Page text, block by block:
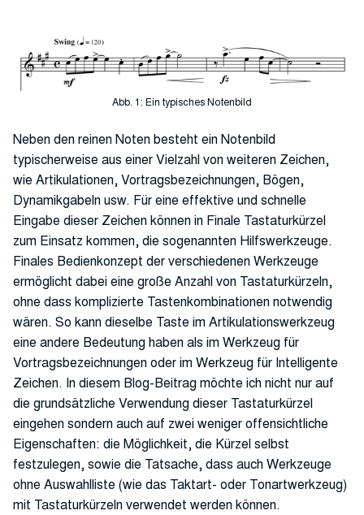
Abb. 1: Ein typisches Notenbild
Neben den reinen Noten besteht ein Notenbild
typischerweise aus einer Vielzahl von weiteren Zeichen,
wie Artikulationen, Vortragsbezeichnungen, Bögen,
Dynamikgabeln usw. Für eine effektive und schnelle
Eingabe dieser Zeichen können in Finale Tastaturkürzel
zum Einsatz kommen, die sogenannten Hilfswerkzeuge.
Finales Bedienkonzept der verschiedenen Werkzeuge
ermöglicht dabei eine große Anzahl von Tastaturkürzeln,
ohne dass komplizierte Tastenkombinationen notwendig
wären. So kann dieselbe Taste im Artikulationswerkzeug
eine andere Bedeutung haben als im Werkzeug für
Vortragsbezeichnungen oder im Werkzeug für Intelligente
Zeichen. In diesem Blog-Beitrag möchte ich nicht nur auf
die grundsätzliche Verwendung dieser Tastaturkürzel
eingehen sondern auch auf zwei weniger offensichtliche
Eigenschaften: die Möglichkeit, die Kürzel selbst
festzulegen, sowie die Tatsache, dass auch Werkzeuge
ohne Auswahlliste (wie das Taktart- oder Tonartwerkzeug)
mit Tastaturkürzeln verwendet werden können.